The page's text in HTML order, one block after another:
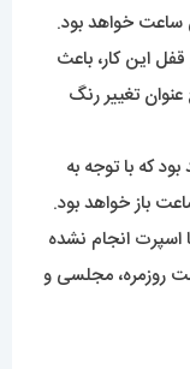
انجام نشده
روزمره، مجلسی و